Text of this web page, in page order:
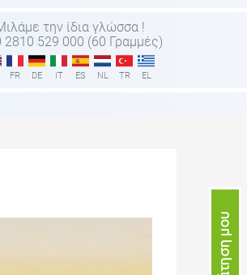
την ίδια γλώσσα !
2810 529 000 (60 Γραμμές)
FR DE IT ES NL TR EL